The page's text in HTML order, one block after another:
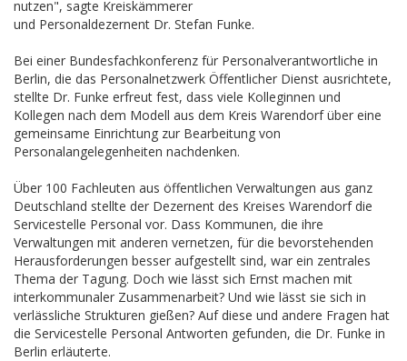
nutzen", sagte Kreiskämmerer
und Personaldezernent Dr. Stefan Funke.
Bei einer Bundesfachkonferenz für Personalverantwortliche in
Berlin, die das Personalnetzwerk Öffentlicher Dienst ausrichtete,
stellte Dr. Funke erfreut fest, dass viele Kolleginnen und
Kollegen nach dem Modell aus dem Kreis Warendorf über eine
gemeinsame Einrichtung zur Bearbeitung von
Personalangelegenheiten nachdenken.
Über 100 Fachleuten aus öffentlichen Verwaltungen aus ganz
Deutschland stellte der Dezernent des Kreises Warendorf die
Servicestelle Personal vor. Dass Kommunen, die ihre
Verwaltungen mit anderen vernetzen, für die bevorstehenden
Herausforderungen besser aufgestellt sind, war ein zentrales
Thema der Tagung. Doch wie lässt sich Ernst machen mit
interkommunaler Zusammenarbeit? Und wie lässt sie sich in
verlässliche Strukturen gießen? Auf diese und andere Fragen hat
die Servicestelle Personal Antworten gefunden, die Dr. Funke in
Berlin erläuterte.